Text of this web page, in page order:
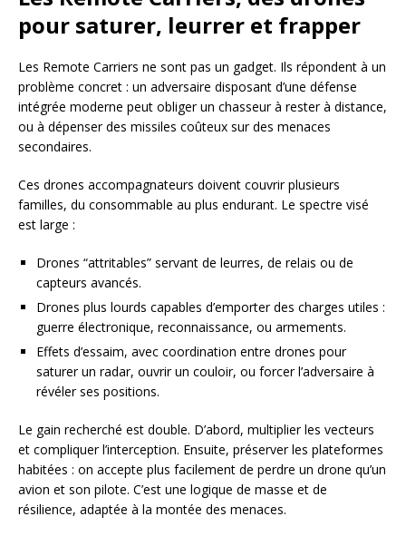
pour saturer, leurrer et frapper
Les Remote Carriers ne sont pas un gadget. Ils répondent à un
problème concret : un adversaire disposant d’une défense
intégrée moderne peut obliger un chasseur à rester à distance,
ou à dépenser des missiles coûteux sur des menaces
secondaires.
Ces drones accompagnateurs doivent couvrir plusieurs
familles, du consommable au plus endurant. Le spectre visé
est large :
Drones “attritables” servant de leurres, de relais ou de
capteurs avancés.
Drones plus lourds capables d’emporter des charges utiles :
guerre électronique, reconnaissance, ou armements.
Effets d’essaim, avec coordination entre drones pour
saturer un radar, ouvrir un couloir, ou forcer l’adversaire à
révéler ses positions.
Le gain recherché est double. D’abord, multiplier les vecteurs
et compliquer l’interception. Ensuite, préserver les plateformes
habitées : on accepte plus facilement de perdre un drone qu’un
avion et son pilote. C’est une logique de masse et de
résilience, adaptée à la montée des menaces.